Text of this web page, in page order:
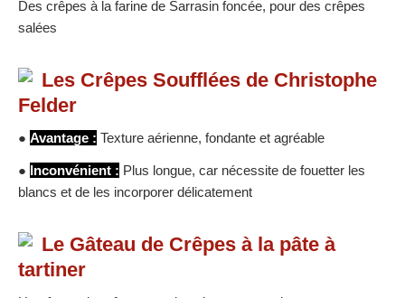
Des crêpes à la farine de Sarrasin foncée, pour des crêpes
salées
Les Crêpes Soufflées de Christophe
Felder
● Avantage : Texture aérienne, fondante et agréable
● Inconvénient : Plus longue, car nécessite de fouetter les
blancs et de les incorporer délicatement
Le Gâteau de Crêpes à la pâte à
tartiner